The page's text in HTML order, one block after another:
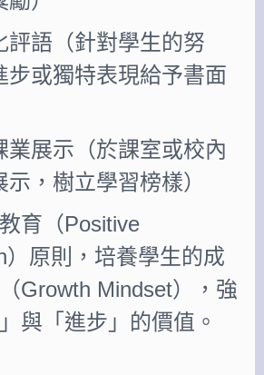
評語（針對學生的努
步或獨特表現給予書面
業展示（於課室或校內
示，樹立學習榜樣）
育（Positive
）原則，培養學生的成
Growth Mindset），強
與「進步」的價值。